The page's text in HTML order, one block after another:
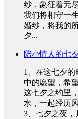
纱，象征着无
我们将相守一
婚纱，将我的
夕...
陪小情人的七
1、在这七夕
中的愿望，希
这七夕之约里
水，一起经历
3、七夕之夜，